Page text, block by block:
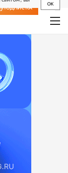
OK
ПОДПИСКА